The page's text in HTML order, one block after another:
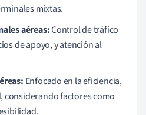
mixtas.
aéreas:Control de tráfico
de apoyo, y atención al
Enfocado en la eficiencia,
considerando factores como